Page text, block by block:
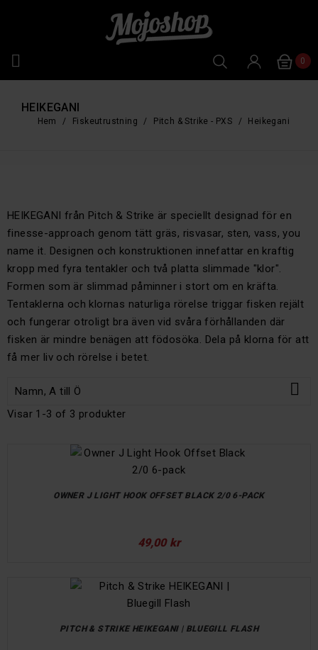
 0
HEIKEGANI
Hem Fiskeutrustning Pitch & Strike - PXS Heikegani
HEIKEGANI från Pitch & Strike är speciellt designad för en
finesse-approach genom tätt gräs, risvasar, sten, vass, you
name it. Designen och konstruktionen innefattar en kraftig
kropp med fyra tentakler och två platta slimmade "klor".
Formen som är slimmad påminner i stort om en kräfta.
Tentaklerna och klornas naturliga rörelse triggar fisken rejält
och fungerar otroligt bra även vid svåra förhållanden där
fisken är mindre benägen att födosöka. Dela på klorna för att
få mer liv och rörelse i betet.
Namn, A till Ö 
Visar 1-3 of 3 produkter
OWNER J LIGHT HOOK OFFSET BLACK 2/0 6-PACK
49,00 kr
PITCH & STRIKE HEIKEGANI | BLUEGILL FLASH